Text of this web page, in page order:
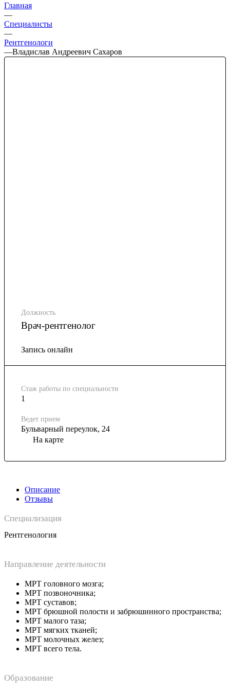
Главная
—
Специалисты
—
Рентгенологи
—Владислав Андреевич Сахаров
Должность
Врач-рентгенолог
Запись онлайн
Стаж работы по специальности
1
Ведет прием
Бульварный переулок, 24
На карте
Описание
Отзывы
Специализация
Рентгенология
Направление деятельности
МРТ головного мозга;
МРТ позвоночника;
МРТ суставов;
МРТ брюшной полости и забрюшинного пространства;
МРТ малого таза;
МРТ мягких тканей;
МРТ молочных желез;
МРТ всего тела.
Образование